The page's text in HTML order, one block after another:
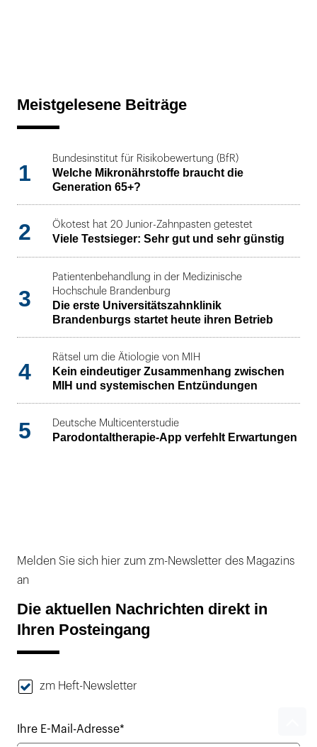
Meistgelesene Beiträge
1
Bundesinstitut für Risikobewertung (BfR)
Welche Mikronährstoffe braucht die
Generation 65+?
2 Ökotest hat 20 Junior-Zahnpasten getestet
Viele Testsieger: Sehr gut und sehr günstig
3
Patientenbehandlung in der Medizinische
Hochschule Brandenburg
Die erste Universitätszahnklinik
Brandenburgs startet heute ihren Betrieb
4
Rätsel um die Ätiologie von MIH
Kein eindeutiger Zusammenhang zwischen
MIH und systemischen Entzündungen
5 Deutsche Multicenterstudie
Parodontaltherapie-App verfehlt Erwartungen
Melden Sie sich hier zum zm-Newsletter des Magazins
an
Die aktuellen Nachrichten direkt in
Ihren Posteingang
zm Heft-Newsletter
Ihre E-Mail-Adresse*